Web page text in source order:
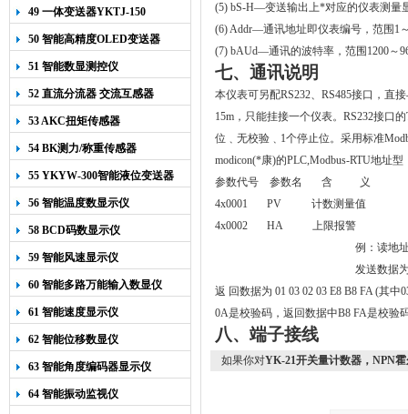
49 一体变送器YKTJ-150
50 智能高精度OLED变送器
YK-218
51 智能数显测控仪
52 直流分流器 交流互感器
53 AKC扭矩传感器
54 BK测力/称重传感器
55 YKYW-300智能液位变送器
56 智能温度数显示仪
58 BCD码数显示仪
59 智能风速显示仪
60 智能多路万能输入数显仪
61 智能速度显示仪
62 智能位移数显仪
63 智能角度编码器显示仪
64 智能振动监视仪
(5) bS-H—变送输出上*对应的仪表测量
(6) Addr—通讯地址即仪表编号，范围 1
(7) bAUd—通讯的波特率，范围 1200～
七、 通讯说明
本仪表可另配RS232、RS485接口，直
15m ，只能挂接一个仪表。 RS232接口
位﹑无校验 ﹑ 1个停止位。采用标准
modicon(*康)的PLC,Modbus-RTU地址
参数代号 参数名 含 义
4x0001 PV 计数测量值
4x0002 HA 上限报警
例：读地
发送数据
返 回数据为 01 03 02 03 E8 B8 FA (其
0A是校验码，返回数据中B8 FA是校验
八、端子接线
如果你对YK-21开关量计数器，NPN